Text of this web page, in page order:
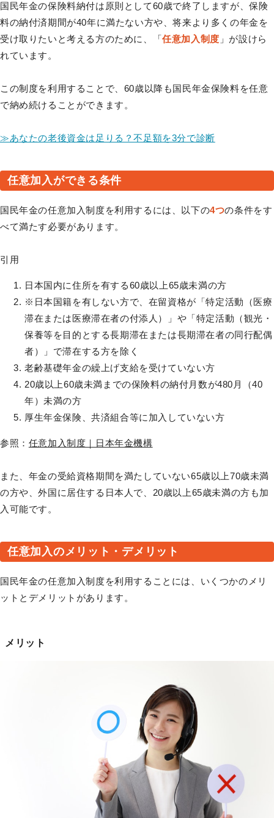
国民年金の保険料納付は原則として60歳で終了しますが、保険
料の納付済期間が40年に満たない方や、将来より多くの年金を
受け取りたいと考える方のために、「任意加入制度 」が設けら
れています。
この制度を利用することで、60歳以降も国民年金保険料を任意
で納め続けることができます。
≫あなたの老後資金は足りる？不足額を3分で診断
任意加入ができる条件
国民年金の任意加入制度を利用するには、以下の4つの条件をす
べて満たす必要があります。
引用
日本国内に住所を有する60歳以上65歳未満の方
※日本国籍を有しない方で、在留資格が「特定活動（医療
滞在または医療滞在者の付添人）」や「特定活動（観光・
保養等を目的とする長期滞在または長期滞在者の同行配偶
者）」で滞在する方を除く
老齢基礎年金の繰上げ支給を受けていない方
20歳以上60歳未満までの保険料の納付月数が480月（40
年）未満の方
厚生年金保険、共済組合等に加入していない方
参照： 任意加入制度｜日本年金機構
また、年金の受給資格期間を満たしていない65歳以上70歳未満
の方や、外国に居住する日本人で、20歳以上65歳未満の方も加
入可能です。
任意加入のメリット・デメリット
国民年金の任意加入制度を利用することには、いくつかのメリ
ットとデメリットがあります。
メリット